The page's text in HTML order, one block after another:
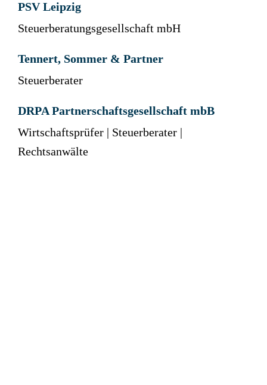
PSV Leipzig
Steuerberatungsgesellschaft mbH
Tennert, Sommer & Partner
Steuerberater
DRPA Partnerschaftsgesellschaft mbB
Wirtschaftsprüfer | Steuerberater |
Rechtsanwälte